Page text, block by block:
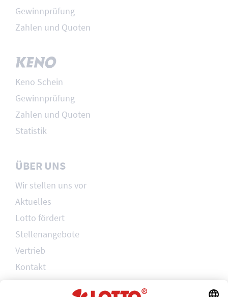
Gewinnprüfung
Zahlen und Quoten
Keno Schein
Gewinnprüfung
Zahlen und Quoten
Statistik
ÜBER UNS
Wir stellen uns vor
Aktuelles
Lotto fördert
Stellenangebote
Vertrieb
Kontakt